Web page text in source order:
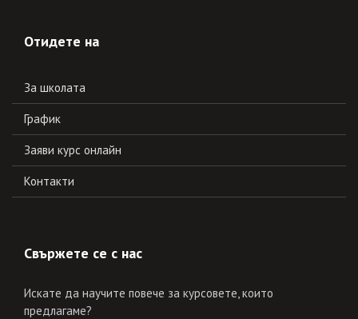
Отидете на
За школата
График
Заяви курс онлайн
Контакти
Свържете се с нас
Искате да научите повече за курсовете, които
предлагаме?